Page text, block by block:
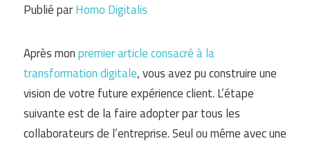
Publié parHomo Digitalis
Après monpremier article consacré à la
transformation digitale, vous avez pu construire une
vision de votre future expérience client. L’étape
suivante est de la faire adopter par tous les
collaborateurs de l’entreprise. Seul ou même avec une